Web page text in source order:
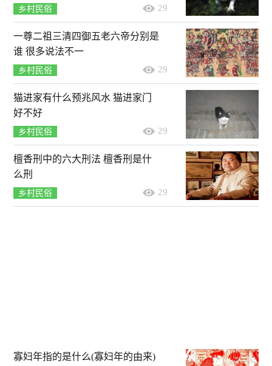
乡村民俗 29
一尊二祖三清四御五老六帝分别是
谁 很多说法不一
乡村民俗 29
猫进家有什么预兆风水 猫进家门
好不好
乡村民俗 29
檀香刑中的六大刑法 檀香刑是什
么刑
乡村民俗 29
寡妇年指的是什么(寡妇年的由来)